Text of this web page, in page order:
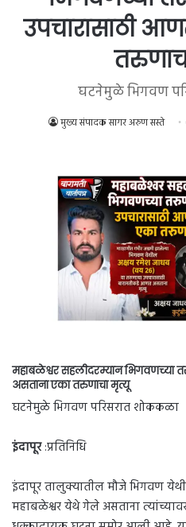
उपचारासाठी
घटनेमुळे भिगवण
मुख्य संपादक सागर अरुण सस्ते
महाबळेश्वर सहलीदरम्यान भिगवणच्या
असताना एका तरुणाचा मृत्यू
घटनेमुळे भिगवण परिसरात शोककळा
इंदापूर:प्रतिनिधि
इंदापूर तालुक्यातील मौजे भिगवण
महाबळेश्वर येथे गेले असताना